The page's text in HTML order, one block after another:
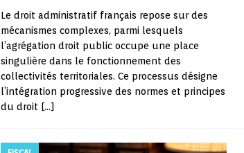
Le droit administratif français repose sur des
mécanismes complexes, parmi lesquels
l’agrégation droit public occupe une place
singulière dans le fonctionnement des
collectivités territoriales. Ce processus désigne
l’intégration progressive des normes et principes
du droit […]